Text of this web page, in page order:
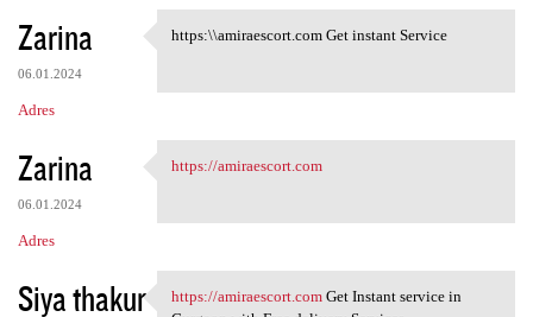
Zarina
06.01.2024
Adres
https:\\amiraescort.com Get
https:\\amiraescort.com Get instant Service
Zarina
06.01.2024
Adres
https://amiraescort.com
https://amiraescort.com
Siya thakur https://amiraescort.comGet Instant service in